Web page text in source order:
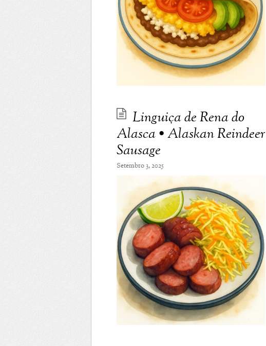
Linguiça de Rena do
Alasca • Alaskan Reindeer
Sausage
Setembro 3, 2025